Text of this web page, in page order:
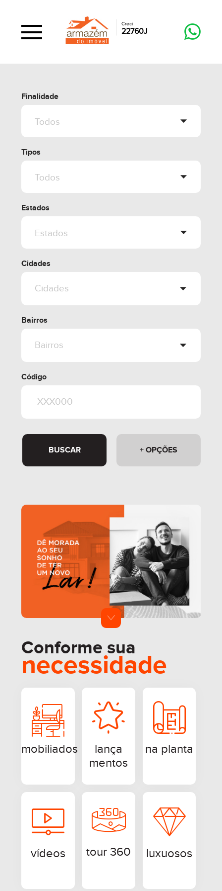
Creci
22760J
Finalidade
Tipos
Estados
Cidades
Bairros
Código
+ OPÇÕES
BUSCAR
Conforme sua
necessidade
mobiliados
lança
mentos
na planta
vídeos tour 360 luxuosos